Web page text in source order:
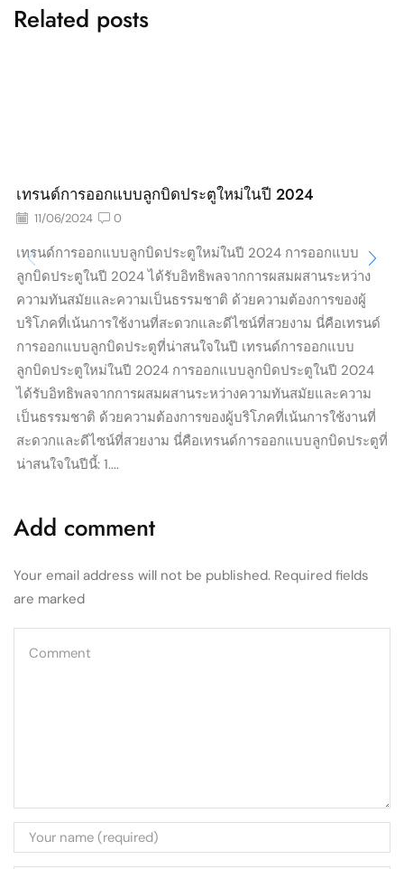
Related posts
เทรนด์การออกแบบลูกบิดประตูใหม่ในปี 2024
11/06/2024 0
เทรนด์การออกแบบลูกบิดประตูใหม่ในปี 2024 การออกแบบ
ลูกบิดประตูในปี 2024 ได้รับอิทธิพลจากการผสมผสานระหว่าง
ความทันสมัยและความเป็นธรรมชาติ ด้วยความต้องการของผู้
บริโภคที่เน้นการใช้งานที่สะดวกและดีไซน์ที่สวยงาม นี่คือเทรนด์
การออกแบบลูกบิดประตูที่น่าสนใจในปี เทรนด์การออกแบบ
ลูกบิดประตูใหม่ในปี 2024 การออกแบบลูกบิดประตูในปี 2024
ได้รับอิทธิพลจากการผสมผสานระหว่างความทันสมัยและความ
เป็นธรรมชาติ ด้วยความต้องการของผู้บริโภคที่เน้นการใช้งานที่
สะดวกและดีไซน์ที่สวยงาม นี่คือเทรนด์การออกแบบลูกบิดประตูที่
น่าสนใจในปีนี้: 1....
Add comment
Your email address will not be published. Required fields
are marked